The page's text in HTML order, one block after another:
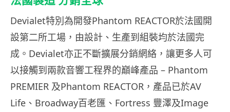
Devialet特別為開發Phantom REACTOR於法國開
設第二所工場，由設計、生產到組裝均於法國完
成。Devialet亦正不斷擴展分銷網絡，讓更多人可
以接觸到兩款音響工程界的巔峰產品 – Phantom
PREMIER 及Phantom REACTOR，產品已於AV
Life、Broadway百老匯、Fortress 豐澤及Image